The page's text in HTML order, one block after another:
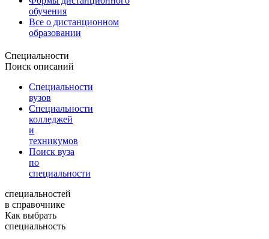
обучения
Все о дистанционном
образовании
Специальности
Поиск описаний
Специальности
вузов
Специальности
колледжей
и
техникумов
Поиск вуза
по
специальности
специальностей
в справочнике
Как выбрать
специальность